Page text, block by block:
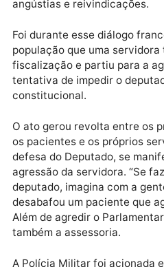
falhas no atendimento,
a verificar a situação de
parlamentar percorreu a
diretamente com os
angústias e reivindicações.
Foi durante esse diálogo
população que uma
fiscalização e partiu para
tentativa de impedir o
constitucional.
O ato gerou revolta entre
defesa do Deputado, se